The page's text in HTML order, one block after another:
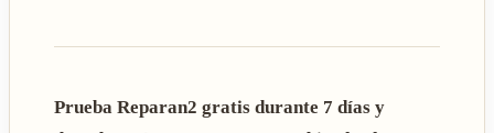
Prueba Reparan2 gratis durante 7 días y